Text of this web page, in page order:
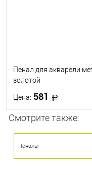
Пенал для акварели
золотой
Цена: 581
Смотрите также:
Пеналы